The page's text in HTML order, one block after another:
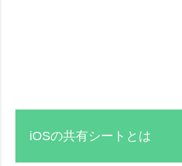
iOSの共有シートとは